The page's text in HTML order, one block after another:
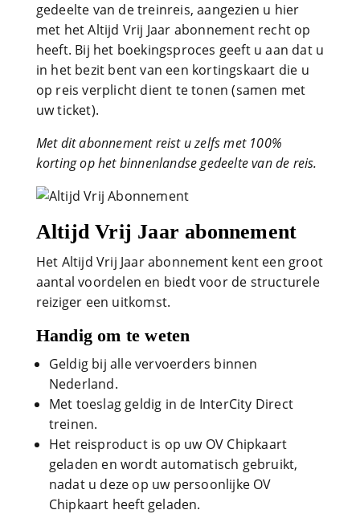
gedeelte van de treinreis, aangezien u hier
met het Altijd Vrij Jaar abonnement recht op
heeft. Bij het boekingsproces geeft u aan dat u
in het bezit bent van een kortingskaart die u
op reis verplicht dient te tonen (samen met
uw ticket).
Met dit abonnement reist u zelfs met 100%
korting op het binnenlandse gedeelte van de reis.
Altijd Vrij Jaar abonnement
Het Altijd Vrij Jaar abonnement kent een groot
aantal voordelen en biedt voor de structurele
reiziger een uitkomst.
Handig om te weten
Geldig bij alle vervoerders binnen
Nederland.
Met toeslag geldig in de InterCity Direct
treinen.
Het reisproduct is op uw OV Chipkaart
geladen en wordt automatisch gebruikt,
nadat u deze op uw persoonlijke OV
Chipkaart heeft geladen.